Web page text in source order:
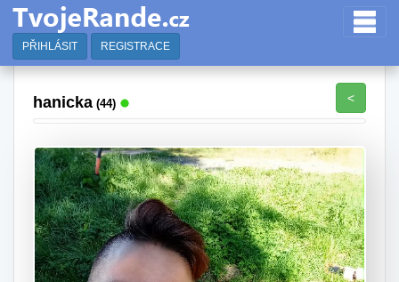
PŘIHLÁSIT REGISTRACE
hanicka (44) <